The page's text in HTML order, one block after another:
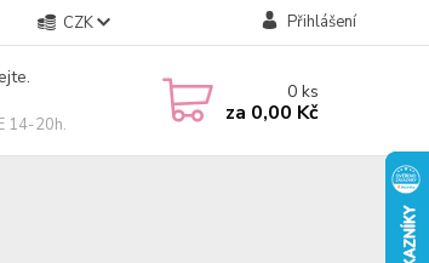
CZK Přihlášení
14-20h.
0ks
za 0,00 Kč